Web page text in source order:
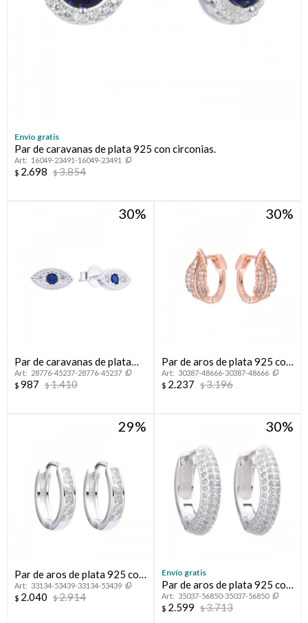
Envío gratis
Par de caravanas de plata 925 con circonias.
16049-23491-16049-23491
$ 2.698 $3.854
30
Par de caravanas de plata
925 con circonia, OJO
TURCO.
28776-45237-28776-45237
$ 987 $1.410
30
Par de aros de plata 925 con
baño de oro rosado con
circonias, HOJAS.
30387-48666-30387-48666
$ 2.237 $3.196
29
Par de aros de plata 925 con
circonias.
33134-53439-33134-53439
$ 2.040 $2.914
30
Envío gratis
Par de aros de plata 925 con
circonias.
35037-56850-35037-56850
$ 2.599 $3.713